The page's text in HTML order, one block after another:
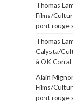
Thomas
Films/
pont rouge
Thomas
Calysta/
à OK Corral
Alain
Films/
pont rouge